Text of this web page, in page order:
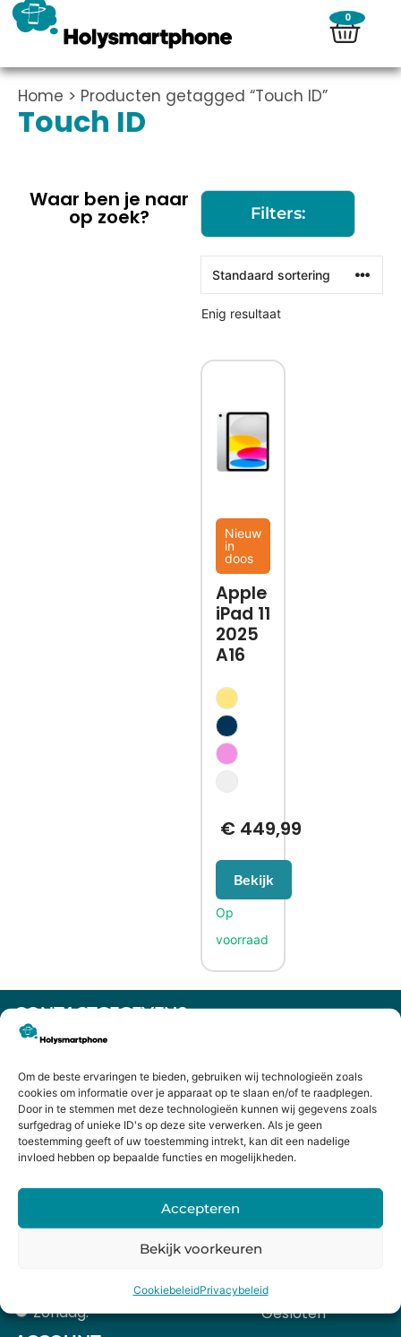
Om de beste ervaringen te bieden, gebruiken wij technologieën zoals
cookies om informatie over je apparaat op te slaan en/of te raadplegen.
Door in te stemmen met deze technologieën kunnen wij gegevens zoals
surfgedrag of unieke ID's op deze site verwerken. Als je geen
toestemming geeft of uw toestemming intrekt, kan dit een nadelige
invloed hebben op bepaalde functies en mogelijkheden.
Accepteren
Bekijk voorkeuren
CookiebeleidPrivacybeleid
0
Home > Producten getagged “Touch ID”
Touch ID
Waar ben je naar
op zoek? Filters:
Enig resultaat
Nieuw
in
doos
Apple
iPad 11
2025
A16
€449,99
Bekijk
CONTACTGEGEVENS
Heiligeweg 43A
075 641 5169
info@holysmartphone.nl
Maandag:
11:00 - 18:00
Dinsdag:
09:00 - 18:00
Woensdag:
09:00 - 18:00
09:00 - 17:00
Zondag:
Gesloten ​ ​ ​ ​ ​ ​ ​